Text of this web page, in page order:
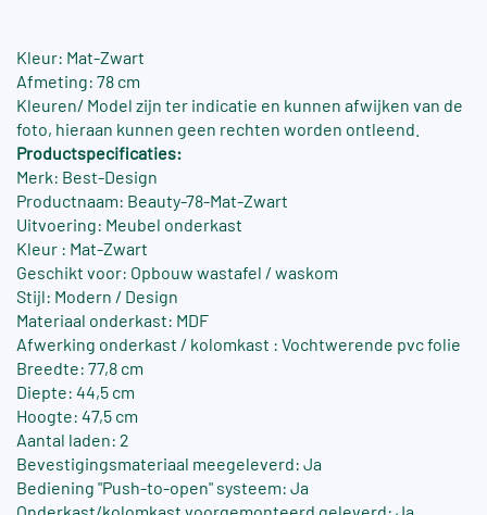
Kleur: Mat-Zwart
Afmeting: 78 cm
Kleuren/ Model zijn ter indicatie en kunnen afwijken van de
foto, hieraan kunnen geen rechten worden ontleend.
Productspecificaties:
Merk: Best-Design
Productnaam: Beauty-78-Mat-Zwart
Uitvoering: Meubel onderkast
Kleur : Mat-Zwart
Geschikt voor: Opbouw wastafel / waskom
Stijl: Modern / Design
Materiaal onderkast: MDF
Afwerking onderkast / kolomkast : Vochtwerende pvc folie
Breedte: 77,8 cm
Diepte: 44,5 cm
Hoogte: 47,5 cm
Aantal laden: 2
Bevestigingsmateriaal meegeleverd: Ja
Bediening "Push-to-open" systeem: Ja